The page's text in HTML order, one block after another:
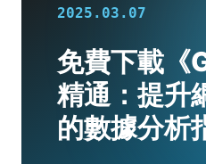
2025.03.07
免費下載《
精通：提升
的數據分析